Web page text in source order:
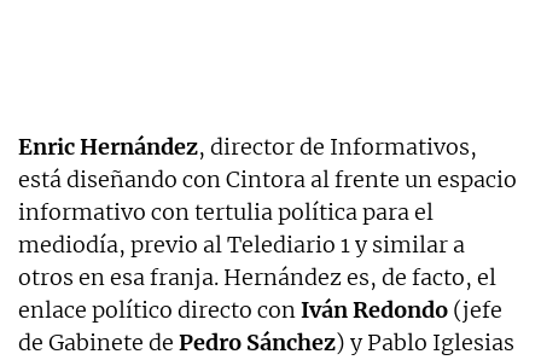
Enric Hernández, director de Informativos,
está diseñando con Cintora al frente un espacio
informativo con tertulia política para el
mediodía, previo al Telediario 1 y similar a
otros en esa franja. Hernández es, de facto, el
enlace político directo conIván Redondo (jefe
de Gabinete de Pedro Sánchez) y Pablo Iglesias